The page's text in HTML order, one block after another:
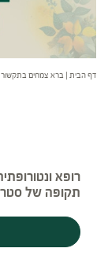
דף הבית | ברא צמחים
רופא
תקופה של